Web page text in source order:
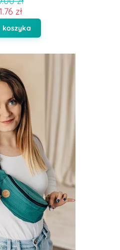
zł
koszyka